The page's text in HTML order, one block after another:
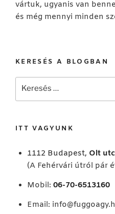
vártuk, ugyanis van
és még mennyi minden
KERESÉS A BLOGBAN
Keresés
ITT VAGYUNK
1112 Budapest, Olt
(A Fehérvári útról pár
Mobil: 06-70-6513160
Email: